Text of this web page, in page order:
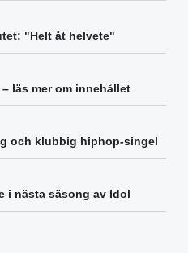
"Helt åt helvete"
läs mer om innehållet
och klubbig hiphop-singel
i nästa säsong av Idol